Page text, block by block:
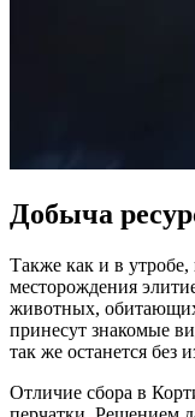
Добыча
Также как и в утробе,
месторождения
животных,
принесут знакомые
так же останется без
Отличие сбора в